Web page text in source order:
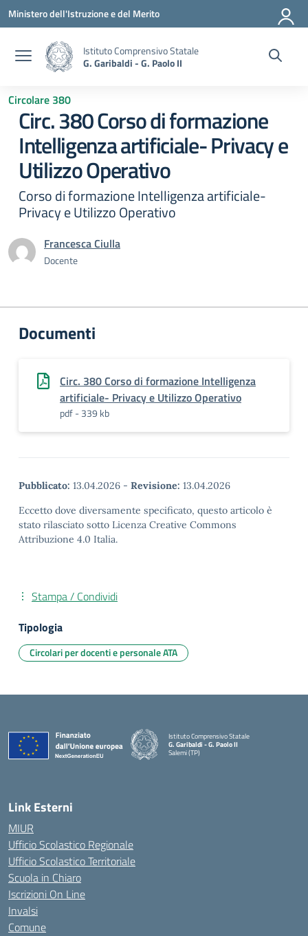
Vai ai contenuti
Vai al menu di navigazione
Vai al footer
Ministero dell'Istruzione e del Merito
Istituto Comprensivo Statale
G. Garibaldi - G. Paolo II
Circolare 380
Circ. 380 Corso di formazione
Intelligenza artificiale- Privacy e
Utilizzo Operativo
Corso di formazione Intelligenza artificiale-
Privacy e Utilizzo Operativo
Francesca Ciulla
Docente
Documenti
Circ. 380 Corso di formazione Intelligenza
artificiale- Privacy e Utilizzo Operativo
pdf - 339 kb
Pubblicato: 13.04.2026 - Revisione: 13.04.2026
Eccetto dove diversamente specificato, questo articolo è
stato rilasciato sotto Licenza Creative Commons
Attribuzione 4.0 Italia.
Stampa / Condividi
Tipologia
Circolari per docenti e personale ATA
Istituto Comprensivo Statale
G. Garibaldi - G. Paolo II
Salemi (TP)
Link Esterni
MIUR
Ufficio Scolastico Regionale
Ufficio Scolastico Territoriale
Scuola in Chiaro
Iscrizioni On Line
Invalsi
Comune